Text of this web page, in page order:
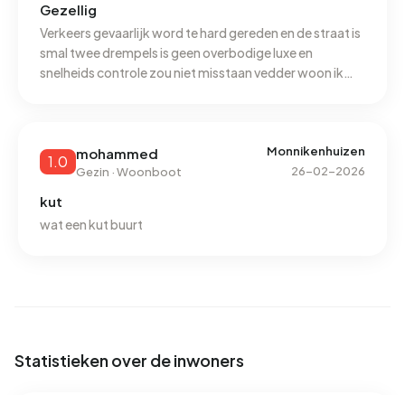
uit o.a. grofvuil en etensresten.
Gezellig
Verkeers gevaarlijk word te hard gereden en de straat is
smal twee drempels is geen overbodige luxe en
snelheids controle zou niet misstaan vedder woon ik
1.0 mohammed
Gezin · Woonboot
Monnikenhuizen
26-02-2026
kut
wat een kut buurt
Statistieken over de inwoners